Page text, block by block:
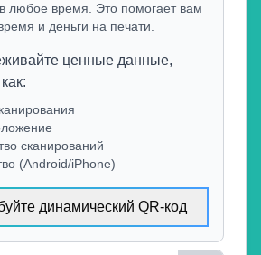
любое время. Это помогает вам
и деньги на печати.
ценные данные,
:
сканирований
(Android/iPhone)
динамический QR-код